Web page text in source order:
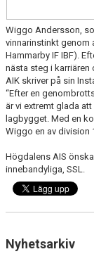
SPONSORHUSET
Wiggo Andersson,
vinnarinstinkt genom
Hammarby IF IBF).
nästa steg i karriären
AIK skriver på sin
“Efter en
är vi extremt glada
lagbygget. Med en
Wiggo en av division
Högdalens AIS
innebandyliga, SSL.
Nyhetsarkiv